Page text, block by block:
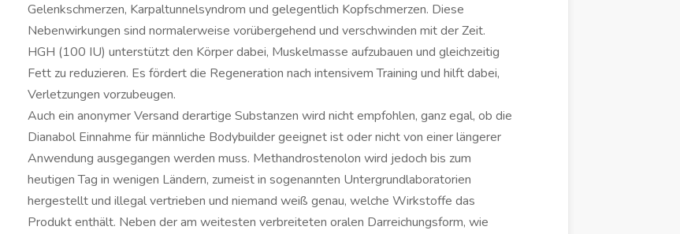
Gelenkschmerzen, Karpaltunnelsyndrom und gelegentlich Kopfschmerzen. Diese
Nebenwirkungen sind normalerweise vorübergehend und verschwinden mit der Zeit.
HGH (100 IU) unterstützt den Körper dabei, Muskelmasse aufzubauen und gleichzeitig
Fett zu reduzieren. Es fördert die Regeneration nach intensivem Training und hilft dabei,
Verletzungen vorzubeugen.
Auch ein anonymer Versand derartige Substanzen wird nicht empfohlen, ganz egal, ob die
Dianabol Einnahme für männliche Bodybuilder geeignet ist oder nicht von einer längerer
Anwendung ausgegangen werden muss. Methandrostenolon wird jedoch bis zum
heutigen Tag in wenigen Ländern, zumeist in sogenannten Untergrundlaboratorien
hergestellt und illegal vertrieben und niemand weiß genau, welche Wirkstoffe das
Produkt enthält. Neben der am weitesten verbreiteten oralen Darreichungsform, wie